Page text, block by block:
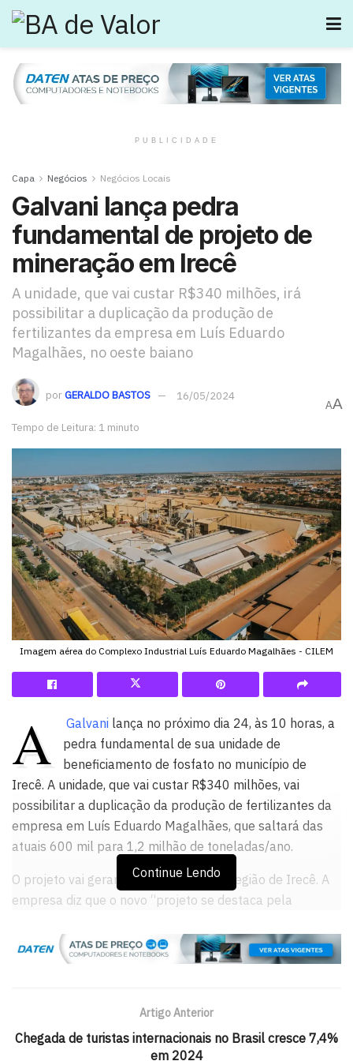
PUBLICIDADE
Capa Negócios Negócios Locais
Galvani lança pedra
fundamental de projeto de
mineração em Irecê
A unidade, que vai custar R$340 milhões, irá
possibilitar a duplicação da produção de
fertilizantes da empresa em Luís Eduardo
Magalhães, no oeste baiano
porGERALDO BASTOS 16/05/2024
Tempo de Leitura: 1 minuto
AA
Imagem aérea do Complexo Industrial Luís Eduardo Magalhães - CILEM
A Galvani lança no próximo dia 24, às 10 horas, a
pedra fundamental de sua unidade de
beneficiamento de fosfato no município de
Irecê. A unidade, que vai custar R$340 milhões, vai
possibilitar a duplicação da produção de fertilizantes da
empresa em Luís Eduardo Magalhães, que saltará das
atuais 600 mil para 1,2 milhão de toneladas/ano.
O projeto vai gerar 900 empregos na região de Irecê. A
empresa diz que o novo “projeto se destaca pela
competitivas que contribuem para o desenvolvimento
econômico, social e industrial da região”.
aproveitamento do recurso, com geração praticamente
zero de rejeito.
Continue Lendo
Artigo Anterior
Chegada de turistas internacionais no Brasil cresce 7,4%
em 2024